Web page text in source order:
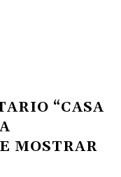
“CASA
MOSTRAR